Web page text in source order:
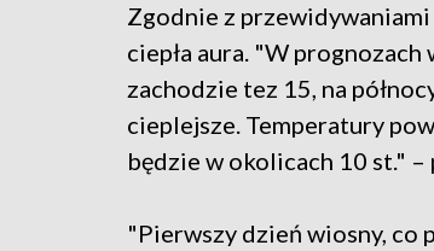
Zgodnie z przewidywaniami
ciepła aura. "W
zachodzie tez 15, na
cieplejsze. Temperatury
będzie w okolicach 10 st."
"Pierwszy dzień wiosny, co